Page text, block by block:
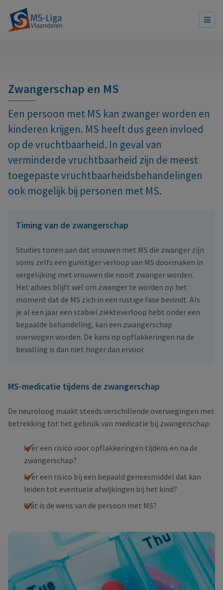
Zwangerschap en MS
Een persoon met MS kan zwanger worden en
kinderen krijgen. MS heeft dus geen invloed
op de vruchtbaarheid. In geval van
verminderde vruchtbaarheid zijn de meest
toegepaste vruchtbaarheidsbehandelingen
ook mogelijk bij personen met MS.
Timing van de zwangerschap
Studies tonen aan dat vrouwen met MS die zwanger zijn
soms zelfs een gunstiger verloop van MS doormaken in
vergelijking met vrouwen die nooit zwanger worden.
Het advies blijft wel om zwanger te worden op het
moment dat de MS zich in een rustige fase bevindt. Als
je al een jaar een stabiel ziekteverloop hebt onder een
bepaalde behandeling, kan een zwangerschap
overwogen worden. De kans op opflakkeringen na de
bevalling is dan niet hoger dan ervoor.
MS-medicatie tijdens de zwangerschap
De neuroloog maakt steeds verschillende overwegingen met
betrekking tot het gebruik van medicatie bij zwangerschap:
Is er een risico voor opflakkeringen tijdens en na de
zwangerschap?
Is er een risico bij een bepaald geneesmiddel dat kan
leiden tot eventuele afwijkingen bij het kind?
Wat is de wens van de persoon met MS?